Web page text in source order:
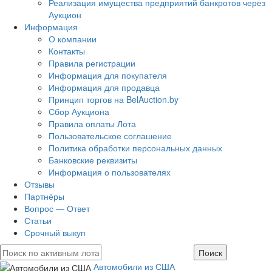
Реализация имущества предприятий банкротов через
Аукцион
Информация
О компании
Контакты
Правила регистрации
Информация для покупателя
Информация для продавца
Принцип торгов на BelAuction.by
Сбор Аукциона
Правила оплаты Лота
Пользовательское соглашение
Политика обработки персональных данных
Банковские реквизиты
Информация о пользователях
Отзывы
Партнёры
Вопрос — Ответ
Статьи
Срочный выкуп
Автомобили из США